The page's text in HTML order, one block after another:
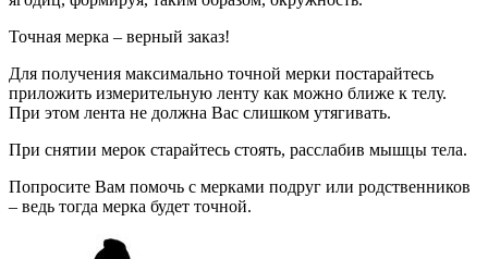
Точная мерка – верный заказ!
Для получения максимально точной мерки постарайтесь
приложить измерительную ленту как можно ближе к телу.
При этом лента не должна Вас слишком утягивать.
При снятии мерок старайтесь стоять, расслабив мышцы тела.
Попросите Вам помочь с мерками подруг или родственников
– ведь тогда мерка будет точной.